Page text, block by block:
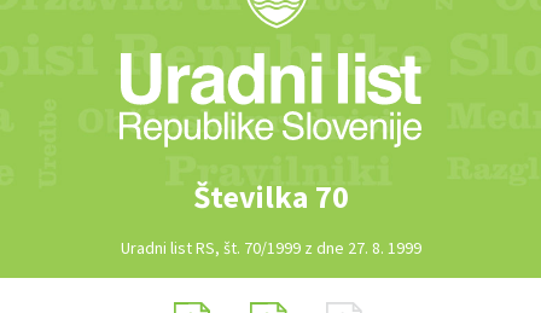
Številka 70
Uradni list RS, št. 70/1999 z dne 27. 8. 1999